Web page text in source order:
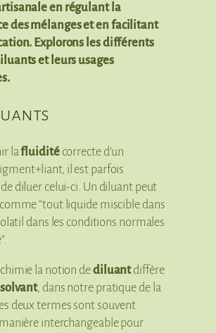
en régulant la
des mélanges et en facilitant
Explorons les différents
et leurs usages
lafluiditécorrecte d’un
il est parfois
de diluer celui-ci. Un diluant peut
“tout liquide miscible dans
dans les conditions normales
chimie la notion dediluantdiffère
solvant, dans notre pratique de la
deux termes sont souvent
interchangeable pour